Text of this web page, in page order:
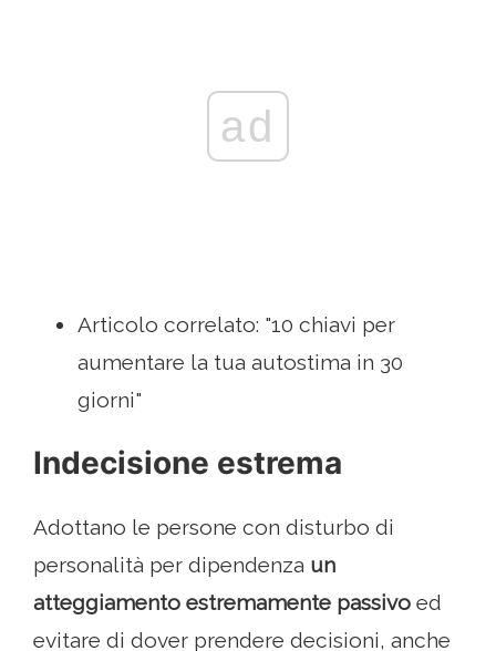
ad
Articolo correlato: "10 chiavi per
aumentare la tua autostima in 30
giorni"
Indecisione estrema
Adottano le persone con disturbo di
personalità per dipendenza un
atteggiamento estremamente passivo ed
evitare di dover prendere decisioni, anche